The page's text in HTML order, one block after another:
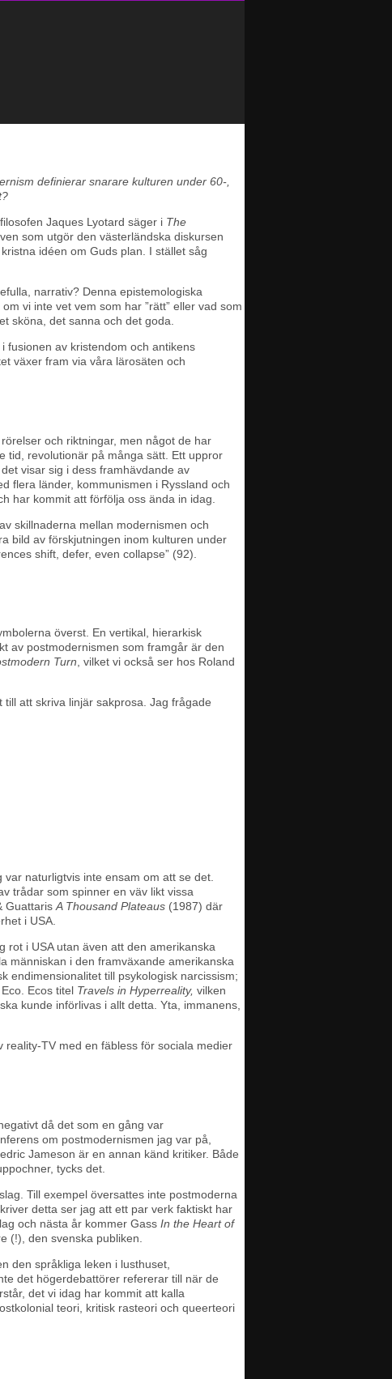
definierar snarare kulturen under 60-,
Jaques Lyotard säger i The
som utgör den västerländska diskursen
idéen om Guds plan. I stället såg
narrativ? Denna epistemologiska
vi inte vet vem som har ”rätt” eller vad som
sköna, det sanna och det goda.
fusionen av kristendom och antikens
växer fram via våra lärosäten och
och riktningar, men något de har
tid, revolutionär på många sätt. Ett uppror
visar sig i dess framhävdande av
flera länder, kommunismen i Ryssland och
har kommit att förfölja oss ända in idag.
skillnaderna mellan modernismen och
bild av förskjutningen inom kulturen under
shift, defer, even collapse” (92).
överst. En vertikal, hierarkisk
av postmodernismen som framgår är den
Turn , vilket vi också ser hos Roland
att skriva linjär sakprosa. Jag frågade
var naturligtvis inte ensam om att se det.
trådar som spinner en väv likt vissa
Guattaris A Thousand Plateaus (1987) där
i USA.
rot i USA utan även att den amerikanska
människan i den framväxande amerikanska
endimensionalitet till psykologisk narcissism;
Ecos titel Travels in Hyperreality, vilken
kunde införlivas i allt detta. Yta, immanens,
TV med en fäbless för sociala medier
då det som en gång var
om postmodernismen jag var på,
Jameson är en annan känd kritiker. Både
tycks det.
Till exempel översattes inte postmoderna
detta ser jag att ett par verk faktiskt har
och nästa år kommer Gass In the Heart of
(!), den svenska publiken.
den språkliga leken i lusthuset,
det högerdebattörer refererar till när de
det vi idag har kommit att kalla
teori, kritisk rasteori och queerteori